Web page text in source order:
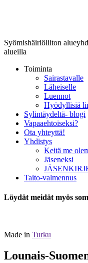
Syömishäiriöliiton
alueilla
Toiminta
Sairastavalle
Läheiselle
Luennot
Hyödyllisiä
Sylintäydeltä- blogi
Vapaaehtoiseksi?
Ota yhteyttä!
Yhdistys
Keitä me
Jäseneksi
Taito-valmennus
Löydät meidät myös
Made in Turku
Lounais-